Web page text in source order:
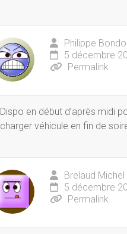
Philippe
5 décembre
Permalink
Dispo en début d’après midi
charger véhicule en fin de
Brelaud
5 décembre
Permalink